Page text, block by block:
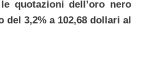
quotazioni dell’oro nero
del 3,2% a 102,68 dollari al